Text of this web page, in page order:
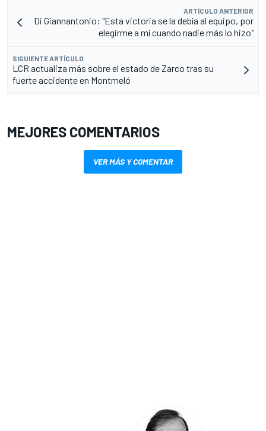
ARTÍCULO ANTERIOR
Di Giannantonio: "Esta victoria se la debía al equipo, por
elegirme a mí cuando nadie más lo hizo"
SIGUIENTE ARTÍCULO
LCR actualiza más sobre el estado de Zarco tras su
fuerte accidente en Montmeló
MEJORES COMENTARIOS
VER MÁS Y COMENTAR